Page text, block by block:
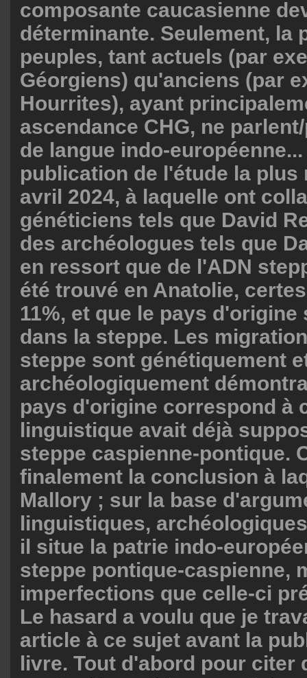
composante caucasienne
déterminante. Seulement, la
peuples, tant actuels (par
Géorgiens) qu'anciens (par
Hourrites), ayant
ascendance CHG, ne
de langue indo-
publication de l'étude la plus
avril 2024, à laquelle ont
généticiens tels que David
des archéologues tels que
en ressort que de l'ADN
été trouvé en Anatolie,
11%, et que le pays d'origine
dans la steppe. Les
steppe sont génétiquement
archéologiquement
pays d'origine correspond à
linguistique avait déjà
steppe caspienne-pontique.
finalement la conclusion à
Mallory ; sur la base
linguistiques,
il situe la patrie indo-
steppe pontique-caspienne,
imperfections que celle-ci
Le hasard a voulu que je
article à ce sujet avant la
livre. Tout d'abord pour citer